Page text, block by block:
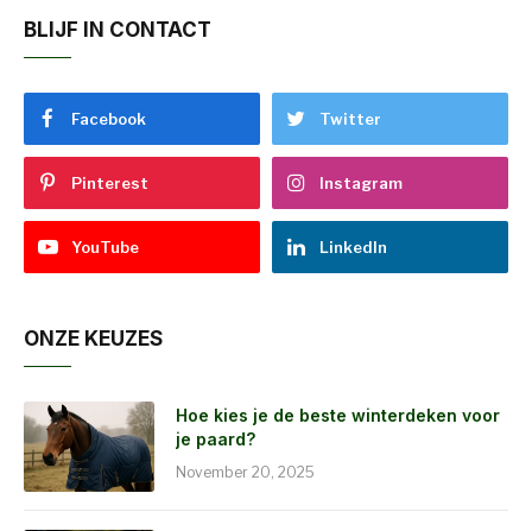
BLIJF IN CONTACT
Facebook Twitter
Pinterest Instagram
YouTube LinkedIn
ONZE KEUZES
Hoe kies je de beste winterdeken voor
je paard?
November 20, 2025